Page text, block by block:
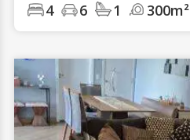
4 6 1 300m²